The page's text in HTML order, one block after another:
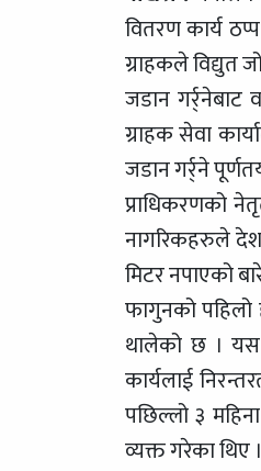
वितरण कार्य
ग्राहकले विद्युत
जडान गर्र्नेबाट
ग्राहक सेवा
जडान गर्र्ने
प्राधिकरणको
नागरिकहरुले
मिटर नपाएको
फागुनको पहिलो
थालेको छ । यस
कार्यलाई
पछिल्लो ३
व्यक्त गरेका थिए ।